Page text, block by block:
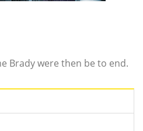
Brady were then be to end.